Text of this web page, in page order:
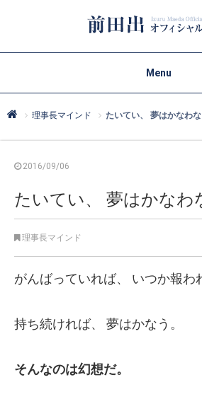
Menu
理事長マインド たいてい、 夢はかなわ
2016/09/06
たいてい、 夢はかなわ
理事長マインド
がんばっていれば、 いつか報わ
持ち続ければ、 夢はかなう。
そんなのは幻想だ。